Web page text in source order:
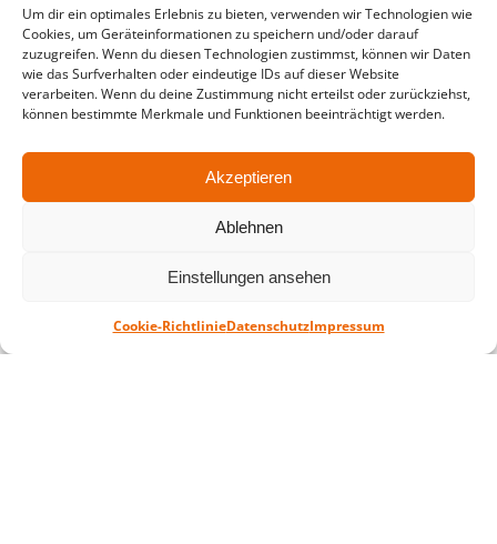
Um dir ein optimales Erlebnis zu bieten, verwenden wir Technologien wie
Cookies, um Geräteinformationen zu speichern und/oder darauf
zuzugreifen. Wenn du diesen Technologien zustimmst, können wir Daten
wie das Surfverhalten oder eindeutige IDs auf dieser Website
verarbeiten. Wenn du deine Zustimmung nicht erteilst oder zurückziehst,
können bestimmte Merkmale und Funktionen beeinträchtigt werden.
Akzeptieren
Ablehnen
Einstellungen ansehen
Cookie-RichtlinieDatenschutzImpressum
Kassenöffnungszeiten
unsere Sonderöffnungszeiten im Sommer:
in der Zeit vom 06.07. – 07.08.2026
Montag – Freitag: 10-18 Uhr Samstag:
Am Sportforum 2, 04105 Leipzig
Sie erreichen uns mit dem Öffentlichen